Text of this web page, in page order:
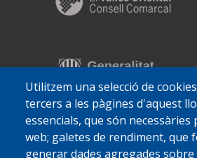
Utilitzem una selecció de
tercers a les pàgines d'aquest
essencials, que són
web; galetes de rendiment, que
generar dades agregades